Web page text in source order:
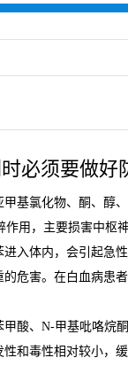
必须要做好
基氯化物、酮、醇
用，主要损害中枢
入体内，会引起急
危害。在白血病患
酸、N-甲基吡咯烷
和毒性相对较小，